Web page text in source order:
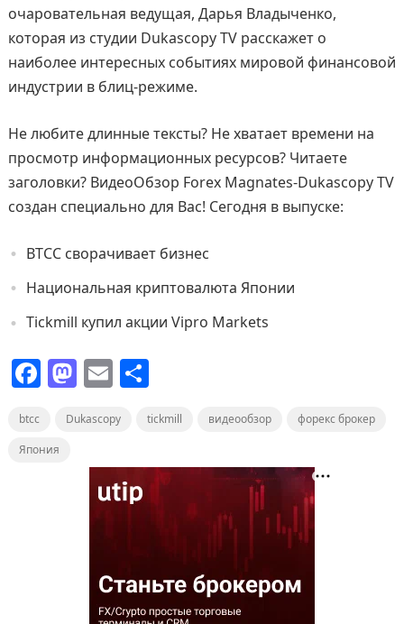
очаровательная ведущая, Дарья Владыченко,
которая из студии Dukascopy TV расскажет о
наиболее интересных событиях мировой финансовой
индустрии в блиц-режиме.
Не любите длинные тексты? Не хватает времени на
просмотр информационных ресурсов? Читаете
заголовки? ВидеоОбзор Forex Magnates-Dukascopy TV
создан специально для Вас! Сегодня в выпуске:
BTCC сворачивает бизнес
Национальная криптовалюта Японии
Tickmill купил акции Vipro Markets
F
e
M
st
o
o
E
ai
l
О
п
р
а
в
и
т
ь
btcc Dukascopy tickmill видеообзор
форекс брокер
Япония